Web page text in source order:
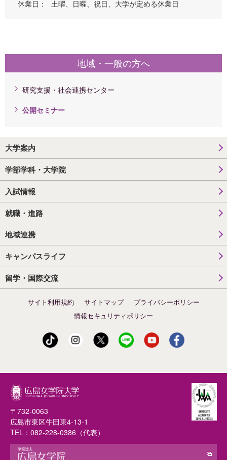
休業日：
土曜、日曜、祝日、大学が定める休業日
地域・一般の方へ
研究支援・社会連携センター
公開セミナー
大学案内
学部学科・大学院
入試情報
就職・進路
地域連携
キャンパスライフ
留学・国際交流
サイト利用規約 サイトマップ
プライバシーポリシー
情報セキュリティポリシー
〒732-0063
広島市東区牛田東4-13-1
TEL： 082-228-0386 （代表）